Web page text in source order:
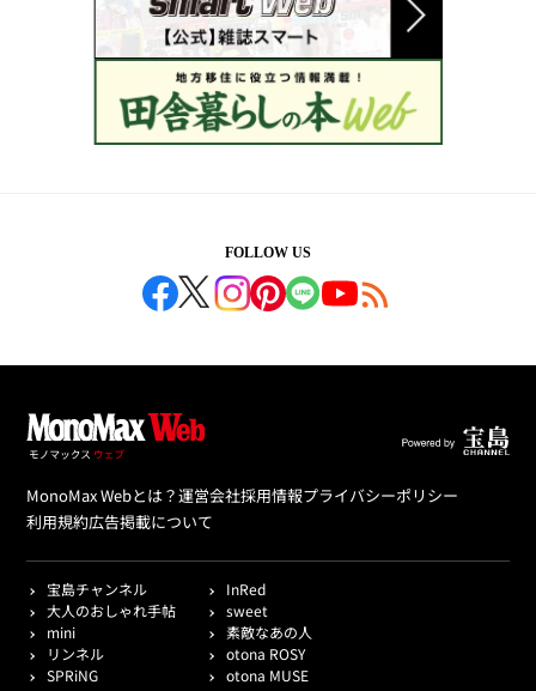
FOLLOW US
MonoMax Webとは？運営会社採用情報プライバシーポリシー
利用規約広告掲載について
宝島チャンネル
InRed
大人のおしゃれ手帖
sweet
mini
素敵なあの人
リンネル
otona ROSY
SPRiNG
otona MUSE